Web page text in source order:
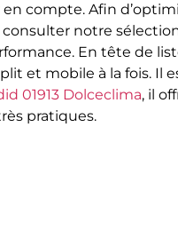
compte. Afin
notre
En tête de
et mobile à la fois. Il
01913 Dolceclima, il
pratiques.